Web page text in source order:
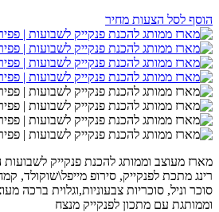
הוסף לסל הצעות מחיר
מארז מעוצב וממותג להכנת פנקייק לשבועות
רינג מתכת לפנקייק, סירופ מייפל\שוקולד,
סוכר וניל, סוכריות צבעוניות,וגלוית ברכה
וממותגת עם מתכון לפנקייק מנצח